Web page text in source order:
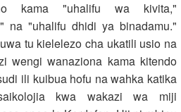
kama "uhalifu wa kivita,"
na "uhalifu dhidi ya binadamu."
tu kielelezo cha ukatili usio na
wengi wanaziona kama kitendo
ili kuibua hofu na wahka katika
kwa wakazi wa miji